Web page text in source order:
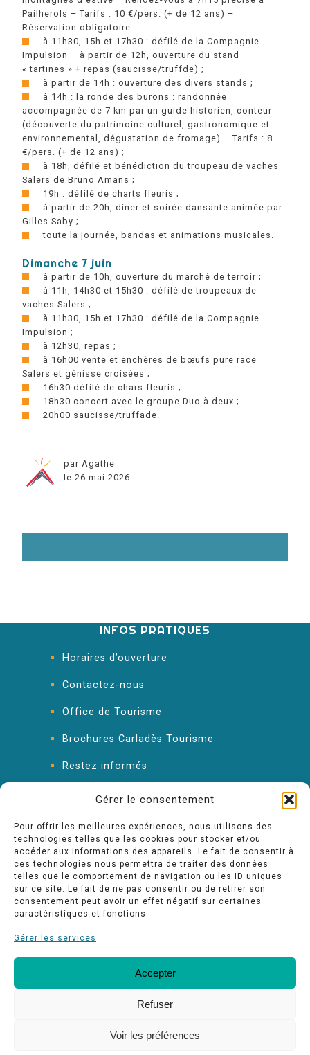
Gérer le consentement
Pour offrir les meilleures expériences, nous utilisons des
technologies telles que les cookies pour stocker et/ou
accéder aux informations des appareils. Le fait de consentir à
ces technologies nous permettra de traiter des données
telles que le comportement de navigation ou les ID uniques
sur ce site. Le fait de ne pas consentir ou de retirer son
consentement peut avoir un effet négatif sur certaines
caractéristiques et fonctions.
Gérer les services
Accepter
Refuser
Voir les préférences
Pailherols – Tarifs : 10 €/pers. (+ de 12 ans) –
Réservation obligatoire
à 11h30, 15h et 17h30 : défilé de la Compagnie
Impulsion – à partir de 12h, ouverture du stand
« tartines » + repas (saucisse/truffde) ;
à partir de 14h : ouverture des divers stands ;
à 14h : la ronde des burons : randonnée
accompagnée de 7 km par un guide historien, conteur
(découverte du patrimoine culturel, gastronomique et
environnemental, dégustation de fromage) – Tarifs : 8
€/pers. (+ de 12 ans) ;
à 18h, défilé et bénédiction du troupeau de vaches
Salers de Bruno Amans ;
19h : défilé de charts fleuris ;
à partir de 20h, diner et soirée dansante animée par
Gilles Saby ;
toute la journée, bandas et animations musicales.
Dimanche 7 juin
à partir de 10h, ouverture du marché de terroir ;
à 11h, 14h30 et 15h30 : défilé de troupeaux de
vaches Salers ;
à 11h30, 15h et 17h30 : défilé de la Compagnie
Impulsion ;
à 12h30, repas ;
à 16h00 vente et enchères de bœufs pure race
Salers et génisse croisées ;
16h30 défilé de chars fleuris ;
18h30 concert avec le groupe Duo à deux ;
20h00 saucisse/truffade.
par Agathe
le 26 mai 2026
INFOS PRATIQUES
Horaires d’ouverture
Contactez-nous
Office de Tourisme
Brochures Carladès Tourisme
Restez informés
FAQ : les réponses à vos questions
Nos engagements Qualité